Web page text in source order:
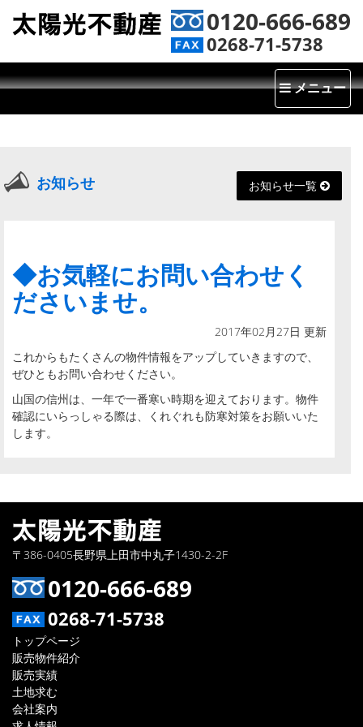
0120-666-689
0268-71-5738
Toggle
メニュー
お知らせ お知らせ一覧
◆お気軽にお問い合わせく
ださいませ。
2017年02月27日 更新
これからもたくさんの物件情報をアップしていきますので、
ぜひともお問い合わせください。
山国の信州は、一年で一番寒い時期を迎えております。物件
確認にいらっしゃる際は、くれぐれも防寒対策をお願いいた
します。
〒386-0405長野県上田市中丸子1430-2-2F
0120-666-689
0268-71-5738
トップページ
販売物件紹介
販売実績
土地求む
会社案内